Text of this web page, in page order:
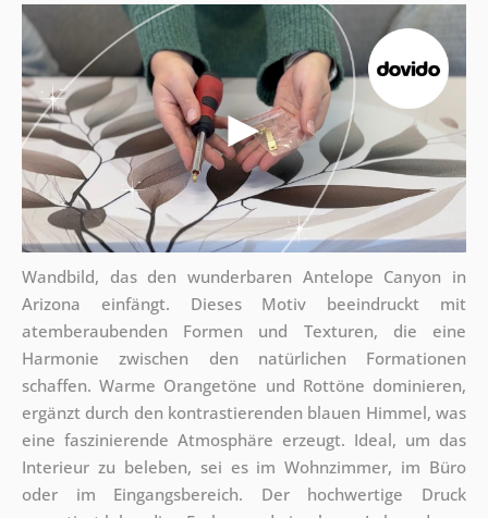
Wandbild, das den wunderbaren Antelope Canyon in
Arizona einfängt. Dieses Motiv beeindruckt mit
atemberaubenden Formen und Texturen, die eine
Harmonie zwischen den natürlichen Formationen
schaffen. Warme Orangetöne und Rottöne dominieren,
ergänzt durch den kontrastierenden blauen Himmel, was
eine faszinierende Atmosphäre erzeugt. Ideal, um das
Interieur zu beleben, sei es im Wohnzimmer, im Büro
oder im Eingangsbereich. Der hochwertige Druck